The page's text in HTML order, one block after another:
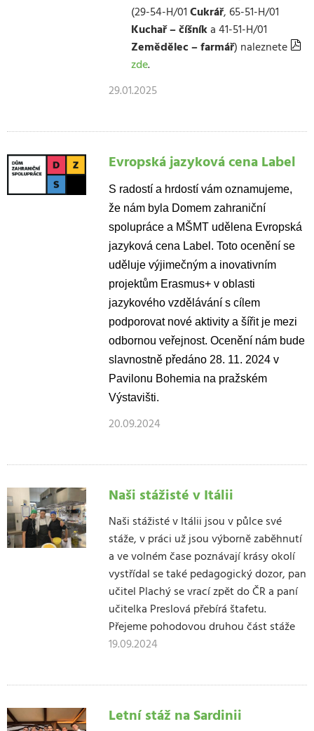
(29-54-H/01Cukrář, 65-51-H/01
Kuchař – číšníka 41-51-H/01
Zemědělec – farmář) naleznete
zde.
29.01.2025
Evropská jazyková cena Label
S radostí a hrdostí vám oznamujeme,
že nám byla Domem zahraniční
spolupráce a MŠMT udělena Evropská
jazyková cena Label. Toto ocenění se
uděluje výjimečným a inovativním
projektům Erasmus+ v oblasti
jazykového vzdělávání s cílem
podporovat nové aktivity a šířit je mezi
odbornou veřejnost. Ocenění nám bude
slavnostně předáno 28. 11. 2024 v
Pavilonu Bohemia na pražském
Výstavišti.
20.09.2024
Naši stážisté v Itálii
Naši stážisté v Itálii jsou v půlce své
stáže, v práci už jsou výborně zaběhnutí
a ve volném čase poznávají krásy okolí
vystřídal se také pedagogický dozor, pan
učitel Plachý se vrací zpět do ČR a paní
učitelka Preslová přebírá štafetu.
Přejeme pohodovou druhou část stáže
19.09.2024
Letní stáž na Sardinii